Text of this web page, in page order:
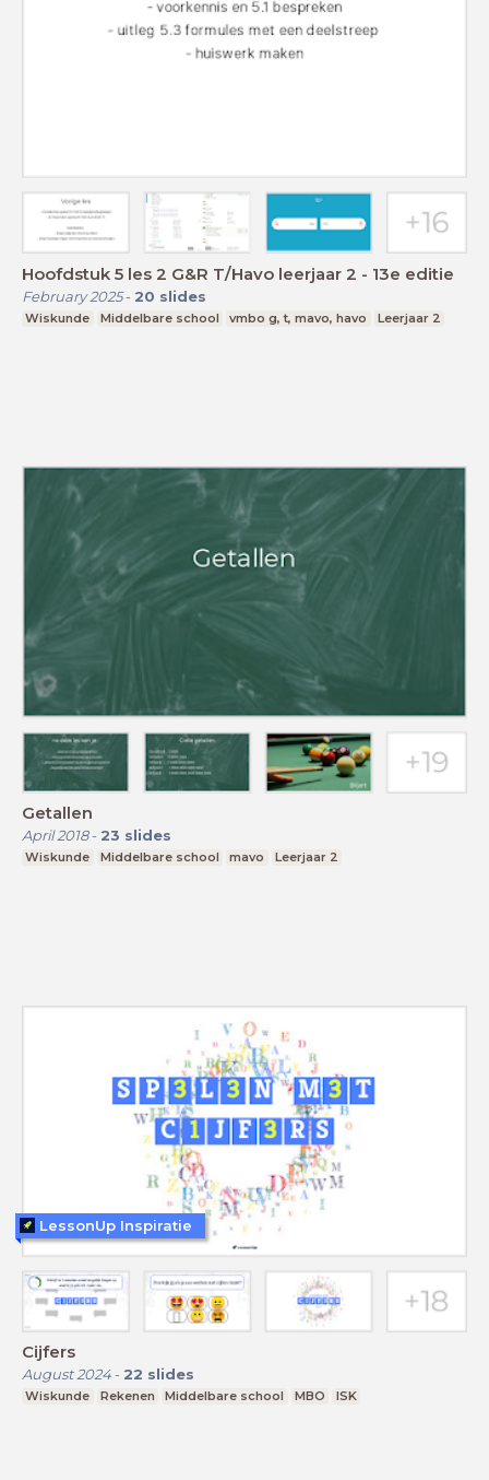
Hoofdstuk 5 les 2 G&R T/Havo leerjaar 2 - 13e editie
February 2025- 20 slides
Wiskunde Middelbare school vmbo g, t, mavo, havo Leerjaar 2
Getallen
April 2018- 23 slides
Wiskunde Middelbare school mavo Leerjaar 2
Cijfers
August 2024- 22 slides
Wiskunde Rekenen Middelbare school MBO ISK
LessonUp Inspiratie